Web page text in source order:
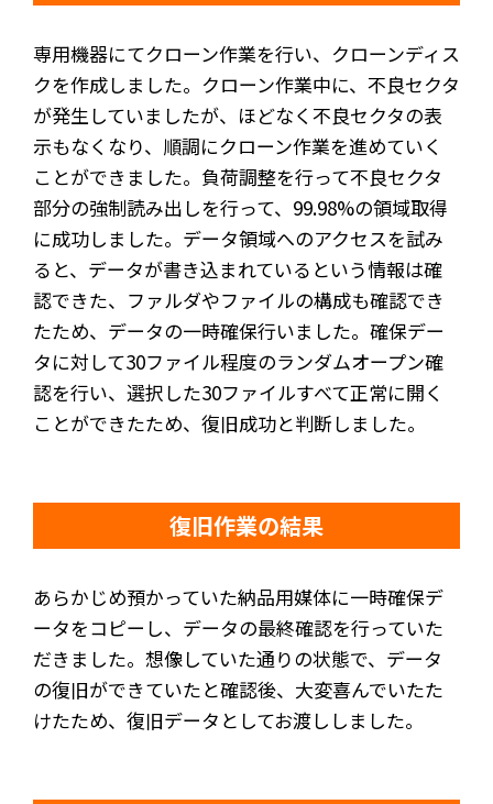
専用機器にてクローン作業を行い、クローンディス
クを作成しました。クローン作業中に、不良セクタ
が発生していましたが、ほどなく不良セクタの表
示もなくなり、順調にクローン作業を進めていく
ことができました。負荷調整を行って不良セクタ
部分の強制読み出しを行って、99.98%の領域取得
に成功しました。データ領域へのアクセスを試み
ると、データが書き込まれているという情報は確
認できた、ファルダやファイルの構成も確認でき
たため、データの一時確保行いました。確保デー
タに対して30ファイル程度のランダムオープン確
認を行い、選択した30ファイルすべて正常に開く
ことができたため、復旧成功と判断しました。
復旧作業の結果
あらかじめ預かっていた納品用媒体に一時確保デ
ータをコピーし、データの最終確認を行っていた
だきました。想像していた通りの状態で、データ
の復旧ができていたと確認後、大変喜んでいたた
けたため、復旧データとしてお渡ししました。